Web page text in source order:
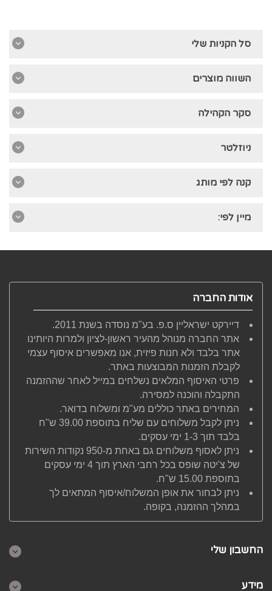
סל הקניות שלי
השווה מוצרים
סקר הקהילה
ניוזלטר
קנה לפי מותג
מיין לפי:
אודות החברה
דיירקט ישראליין ס.פ. בע"מ נוסדה בשנת 2011.
אתר החברה מנוהל מהעיר ראשון-לציון ולמרות היותינו
אתר בלבד ולא חנות פיזית, אנו מאפשרים איסוף עצמי
לקבלת הזמנות המבוצעות באתר.
פרטי האיסוף המלאים נשלחים במייל לאחר שההזמנה
התקבלה והוכנה למסירה.
המחירים באתר כוללים מע"מ ומשלוח בדואר.
ניתן לקבל משלוחים עם שליח בתוספת 39.00 ש"ח
בלבד תוך 1-3 ימי עסקים.
ניתן לאסוף משלוחים גם באחת מ-950 נקודות השירות
של צ'יטה שופס בכל רחבי הארץ תוך 4 ימי עסקים
בתוספת 15.00 ש"ח.
ניתן לבחור את אופן המשלוח/איסוף המתאים לך
במהלך ההזמנה, בקופה.
החשבון שלי
מידע